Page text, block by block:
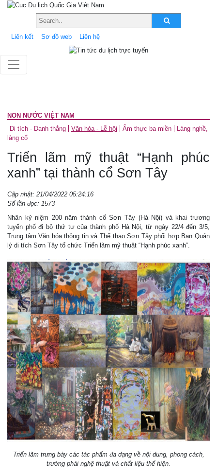
Liên kết Sơ đồ web Liên hệ
NON NƯỚC VIỆT NAM
Di tích - Danh thắng
Văn hóa - Lễ hội Ẩm thực ba miền
Làng nghề,
làng cổ
Triển lãm mỹ thuật “Hạnh phúc
xanh” tại thành cổ Sơn Tây
Cập nhật: 21/04/2022 05:24:16
Số lần đọc: 1573
Nhân kỷ niệm 200 năm thành cổ Sơn Tây (Hà Nội) và khai trương
tuyến phố đi bộ thứ tư của thành phố Hà Nội, từ ngày 22/4 đến 3/5,
Trung tâm Văn hóa thông tin và Thể thao Sơn Tây phối hợp Ban Quản
lý di tích Sơn Tây tổ chức Triển lãm mỹ thuật “Hạnh phúc xanh”.
Triển lãm trưng bày các tác phẩm đa dạng về nội dung, phong cách,
trường phái nghệ thuật và chất liệu thể hiện.